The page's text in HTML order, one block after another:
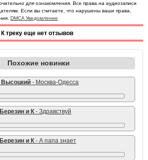
для ознакомления. Все права на аудиозаписи
Если вы считаете, что нарушены ваши права,
DMCA Уведомление
К треку еще нет отзывов
Похожие новинки
- Москва-Одесса
и К - Здравствуй
и К - А папа знает